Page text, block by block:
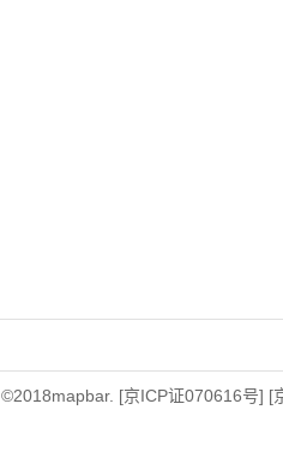
©2018mapbar. [京ICP证070616号] [